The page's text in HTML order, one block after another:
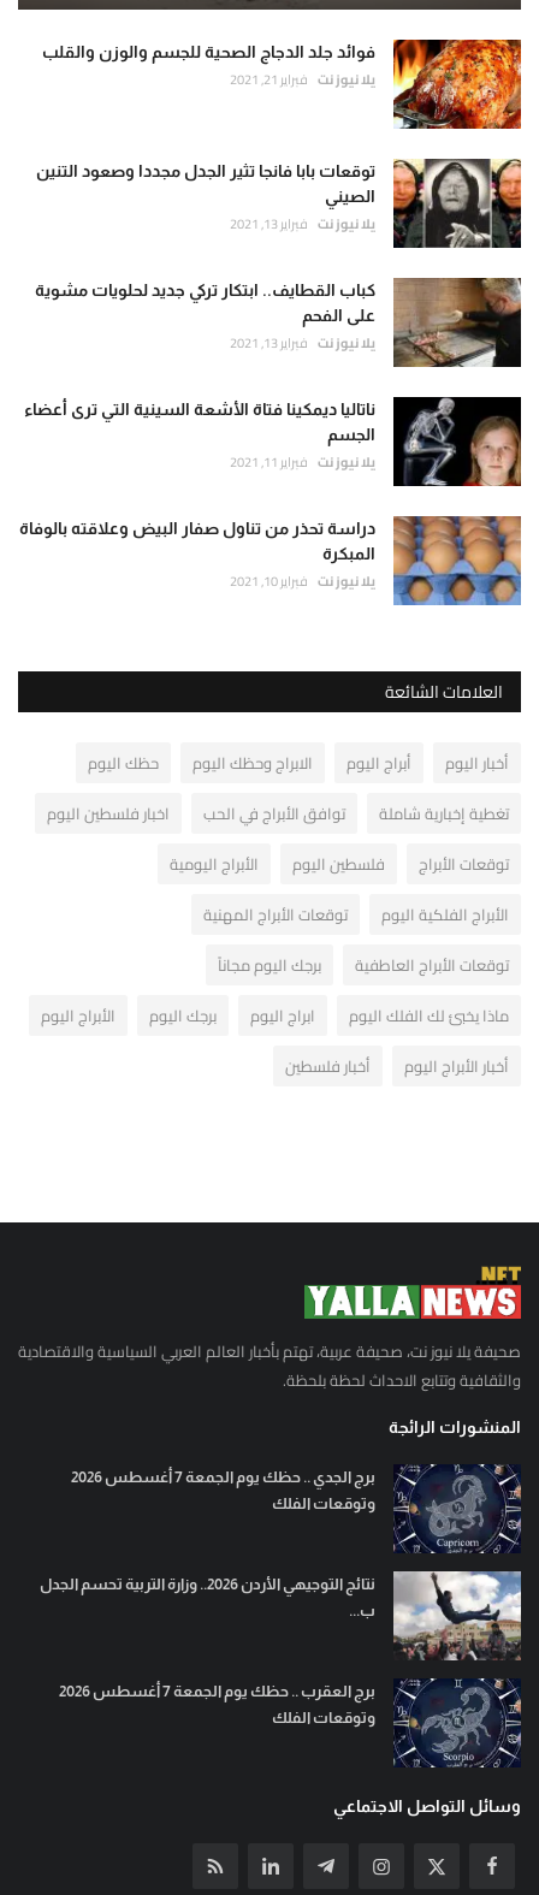
فوائد جلد الدجاج الصحية للجسم والوزن والقلب
يلا نيوز نت فبراير 21, 2021
توقعات بابا فانجا تثير الجدل مجددا وصعود التنين
الصيني
يلا نيوز نت فبراير 13, 2021
كباب القطايف.. ابتكار تركي جديد لحلويات مشوية
على الفحم
يلا نيوز نت فبراير 13, 2021
ناتاليا ديمكينا فتاة الأشعة السينية التي ترى أعضاء
الجسم
يلا نيوز نت فبراير 11, 2021
دراسة تحذر من تناول صفار البيض وعلاقته بالوفاة
المبكرة
يلا نيوز نت فبراير 10, 2021
العلامات الشائعة
أخبار اليوم أبراج اليوم الابراج وحظك اليوم
حظك اليوم
تغطية إخبارية شاملة
توافق الأبراج في الحب
اخبار فلسطين اليوم
توقعات الأبراج
فلسطين اليوم
الأبراج اليومية
الأبراج الفلكية اليوم
توقعات الأبراج المهنية
توقعات الأبراج العاطفية
برجك اليوم مجاناً
ماذا يخبئ لك الفلك اليوم
ابراج اليوم برجك اليوم
الأبراج اليوم
أخبار الأبراج اليوم
أخبار فلسطين
صحيفة يلا نيوز نت، صحيفة عربية، تهتم بأخبار العالم العربي السياسية والاقتصادية
والثقافية وتتابع الاحداث لحظة بلحظة.
المنشورات الرائجة
برج الجدي .. حظك يوم الجمعة 7 أغسطس 2026
وتوقعات الفلك
نتائج التوجيهي الأردن 2026.. وزارة التربية تحسم الجدل
ب...
برج العقرب .. حظك يوم الجمعة 7 أغسطس 2026
وتوقعات الفلك
وسائل التواصل الاجتماعي